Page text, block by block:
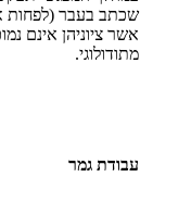
שכתב בעבר (לפחות
מתודולוגי.
עבודת גמר